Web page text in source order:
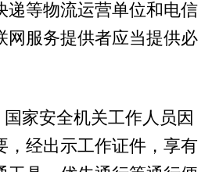
递等物流运营单位和电信
网服务提供者应当提供必
家安全机关工作人员因
，经出示工作证件，享有